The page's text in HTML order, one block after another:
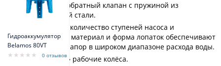
Гидроаккумулятор
Belamos 80VT
0 отзывов
Встроенный обратный клапан с пружиной из
нержавеющей стали.
Увеличенное количество ступеней насоса и
специальный материал и форма лопаток обеспечивают
стабильный напор в широком диапазоне расхода воды.
«Плавающие» рабочие колёса.